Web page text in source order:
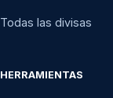
Todas las divisas
HERRAMIENTAS